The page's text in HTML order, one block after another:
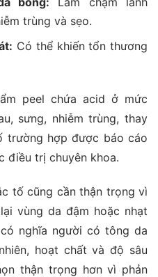
trùng và sẹo.
Có thể khiến tổn thương
peel chứa acid ở mức
sưng, nhiễm trùng, thay
trường hợp được báo cáo
điều trị chuyên khoa.
tố cũng cần thận trọng vì
vùng da đậm hoặc nhạt
nghĩa người có tông da
hoạt chất và độ sâu
thận trọng hơn vì phản